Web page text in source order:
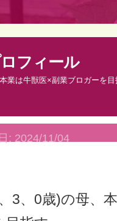
フィール
業は牛獣医×副業ブロガーを目
: 2024/11/04
3、0歳)の母、